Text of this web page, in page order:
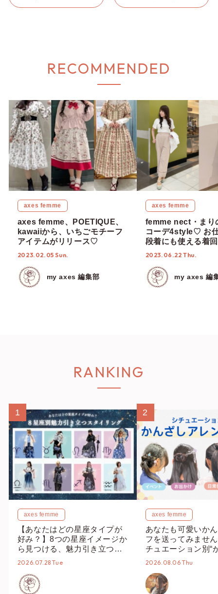
RECOMMENDED
axes femme
axes femme、POETIQUE、
kawaiiから、いちごモチーフ
アイテムがリリース♡
2023.02.05 Sun.
my axes 編集部
axes femme
femme nect・まり
コーデ4style♡ お
段着にも使える着
にも注目♪
2023.06.22 Thu.
my axes 編
RANKING
1
axes femme
【あなたはどの星座タイプが
好み？】8つの星座イメージか
ら見つける、魅力引き立つス
タイリング♡
2026.07.28 Tue
2
axes femme
あなたも可愛いか
フを送ってみませ
チュエーション別“
オススメ【ショッ
2026.08.06 Thu